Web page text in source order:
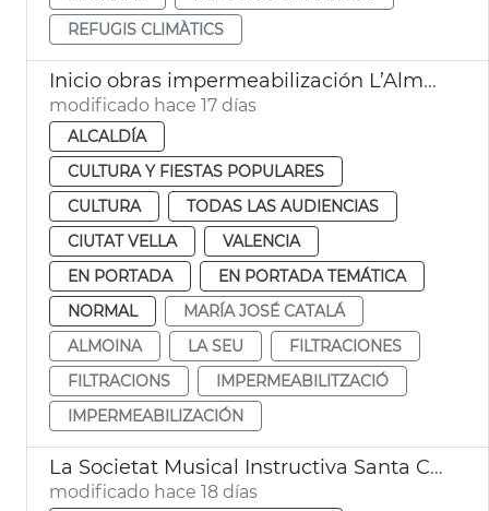
REFUGIS CLIMÀTICS
Inicio obras impermeabilización L’Almoina València
modificado hace 17 días
ALCALDÍA
CULTURA Y FIESTAS POPULARES
CULTURA
TODAS LAS AUDIENCIAS
CIUTAT VELLA
VALENCIA
EN PORTADA
EN PORTADA TEMÁTICA
NORMAL
MARÍA JOSÉ CATALÁ
ALMOINA
LA SEU
FILTRACIONES
FILTRACIONS
IMPERMEABILITZACIÓ
IMPERMEABILIZACIÓN
La Societat Musical Instructiva Santa Cecília de Cullera guanyadora Certamen Bandes Ciutat de València
modificado hace 18 días